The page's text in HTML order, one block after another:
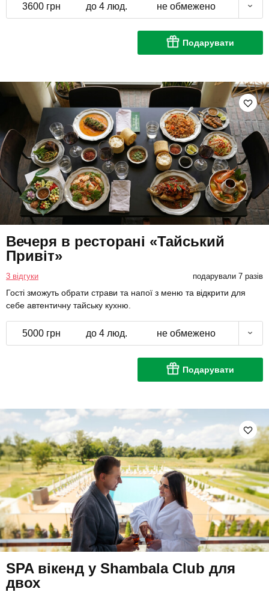
3600 грн до 4 люд. не обмежено
Подарувати
Вечеря в ресторані «Тайський
Привіт»
3 відгуки подарували 7 разів
Гості зможуть обрати страви та напої з меню та відкрити для
себе автентичну тайську кухню.
5000 грн до 4 люд. не обмежено
Подарувати
SPA вікенд у Shambala Club для
двох